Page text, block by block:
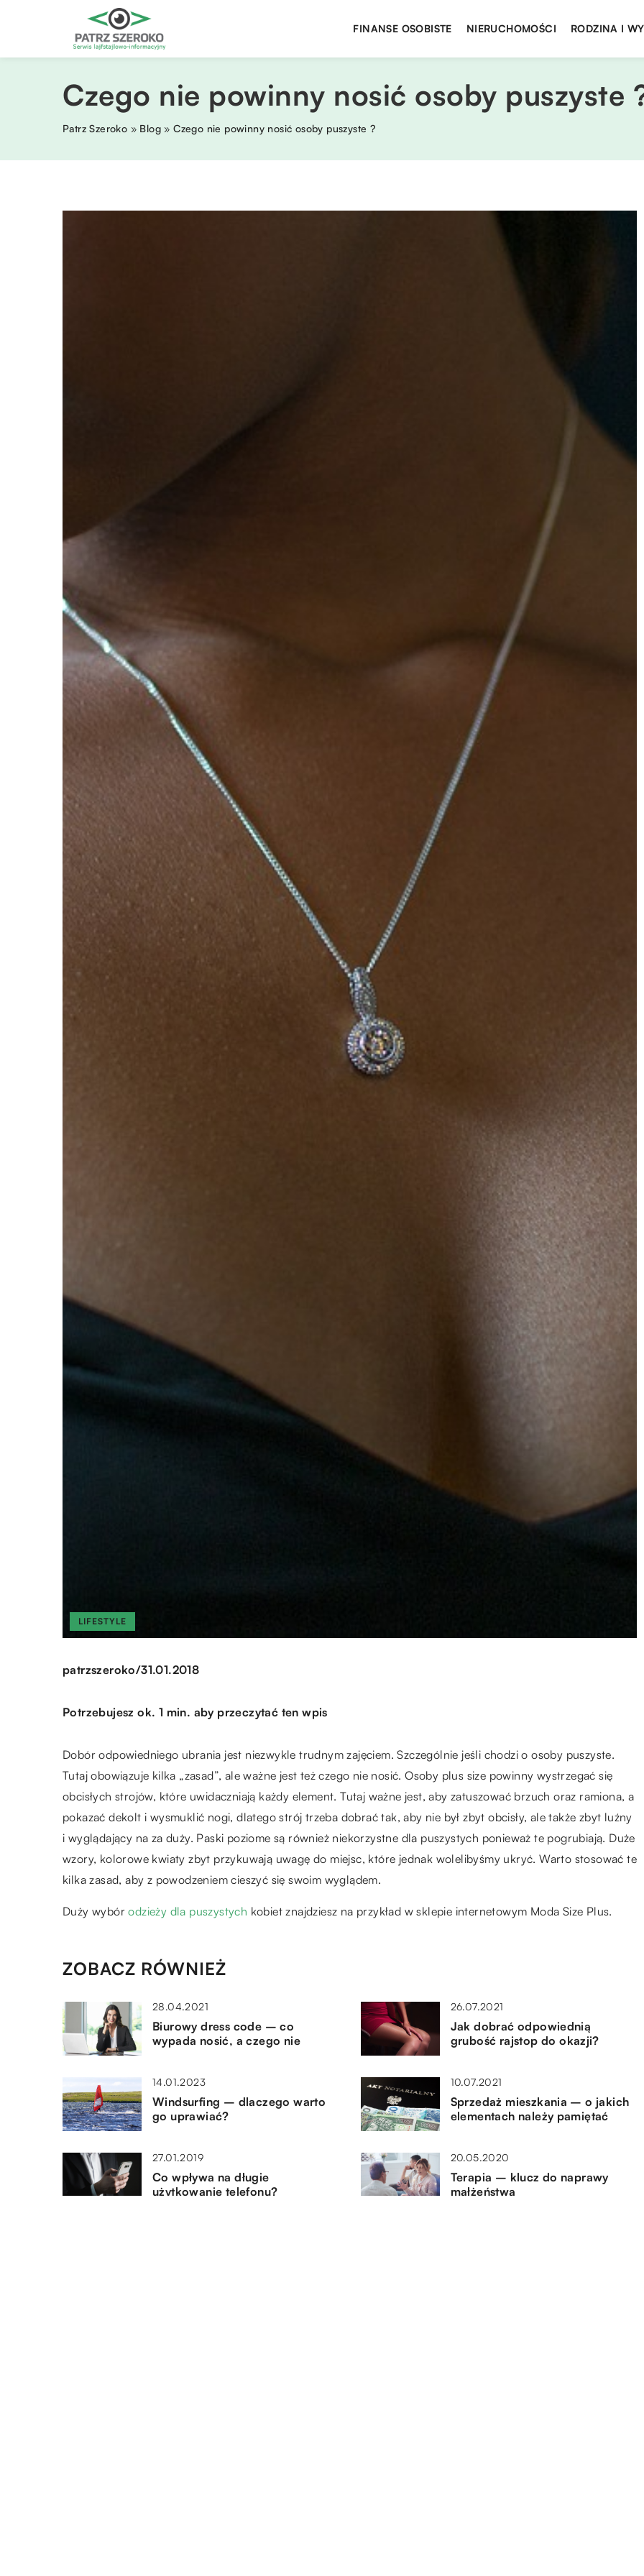
FINANSE OSOBISTE NIERUCHOMOŚCI RODZINA I
Czego nie powinny nosić osoby puszyste
Patrz Szeroko » Blog »Czego nie powinny nosić osoby puszyste ?
LIFESTYLE
patrzszeroko/31.01.2018
Potrzebujesz ok. 1 min. aby przeczytać ten wpis
Dobór odpowiedniego ubrania jest niezwykle trudnym zajęciem. Szczególnie jeśli chodzi o osoby puszyste.
Tutaj obowiązuje kilka „zasad”, ale ważne jest też czego nie nosić. Osoby plus size powinny wystrzegać się
obcisłych strojów, które uwidaczniają każdy element. Tutaj ważne jest, aby zatuszować brzuch oraz ramiona, a
pokazać dekolt i wysmuklić nogi, dlatego strój trzeba dobrać tak, aby nie był zbyt obcisły, ale także zbyt luźny
i wyglądający na za duży. Paski poziome są również niekorzystne dla puszystych ponieważ te pogrubiają. Duże
wzory, kolorowe kwiaty zbyt przykuwają uwagę do miejsc, które jednak wolelibyśmy ukryć. Warto stosować te
kilka zasad, aby z powodzeniem cieszyć się swoim wyglądem.
Duży wybórodzieży dla puszystych kobiet znajdziesz na przykład w sklepie internetowym Moda Size Plus.
ZOBACZ RÓWNIEŻ
28.04.2021
Biurowy dress code – co
wypada nosić, a czego nie
26.07.2021
Jak dobrać odpowiednią
grubość rajstop do okazji?
14.01.2023
Windsurfing – dlaczego warto
go uprawiać?
10.07.2021
Sprzedaż mieszkania – o jakich
elementach należy pamiętać
27.01.2019
Co wpływa na długie
użytkowanie telefonu?
20.05.2020
Terapia – klucz do naprawy
małżeństwa